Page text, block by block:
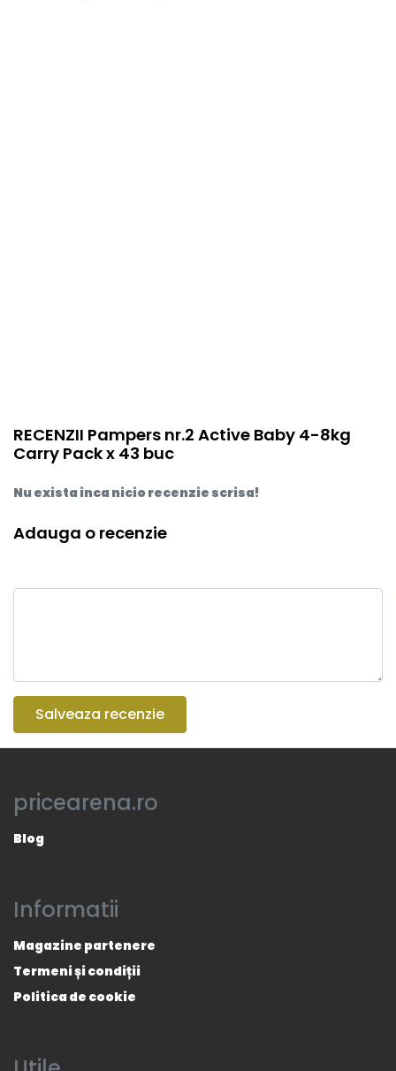
RECENZII Pampers nr.2 Active Baby 4-8kg
Carry Pack x 43 buc
Nu exista inca nicio recenzie scrisa!
Adauga o recenzie
Salveaza recenzie
pricearena.ro
Blog
Informatii
Magazine partenere
Termeni și condiții
Politica de cookie